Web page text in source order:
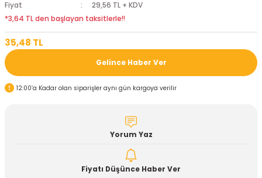
Fiyat
29,56 TL + KDV
*3,64 TL den başlayan taksitlerle!!
35,48 TL
Gelince Haber Ver
12:00’a Kadar olan siparişler aynı gün kargoya verilir
Yorum Yaz
Fiyatı Düşünce Haber Ver